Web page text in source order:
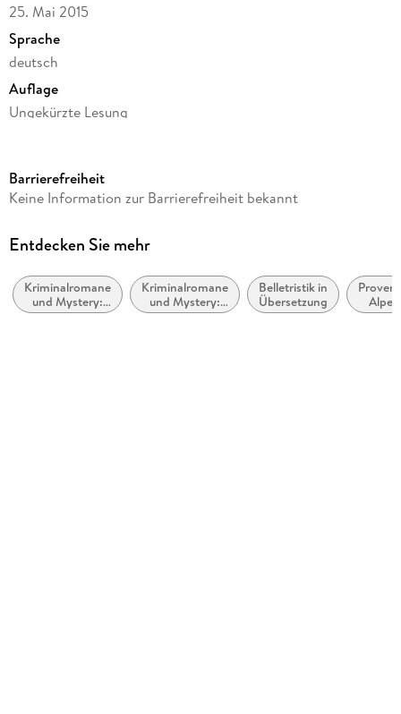
25. Mai 2015
Sprache
deutsch
Auflage
Ungekürzte Lesung
Laufzeit
Reihe
Autor/Autorin
Sophie Bonnet
Barrierefreiheit
Keine Information zur Barrierefreiheit bekannt
Entdecken Sie mehr
Kriminalromane
und Mystery:
Polizeiarbeit &
Kriminalromane
und Mystery:
Cosy Mystery
Belletristik in
Übersetzung
Côte